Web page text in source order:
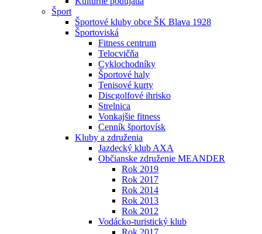
Šport
Športové kluby obce ŠK Blava 1928
Športoviská
Fitness centrum
Telocvičňa
Cyklochodníky
Športové haly
Tenisové kurty
Discgolfové ihrisko
Strelnica
Vonkajšie fitness
Cenník športovísk
Kluby a združenia
Jazdecký klub AXA
Občianske združenie MEANDER
Rok 2019
Rok 2017
Rok 2014
Rok 2013
Rok 2012
Vodácko-turistický klub
Rok 2017